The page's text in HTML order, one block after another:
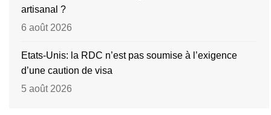
artisanal ?
6 août 2026
Etats-Unis: la RDC n’est pas soumise à l’exigence
d’une caution de visa
5 août 2026